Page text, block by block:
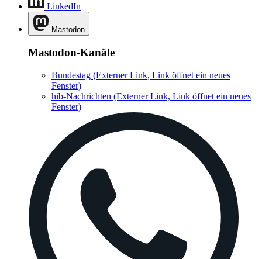
LinkedIn
Mastodon
Mastodon-Kanäle
Bundestag (Externer Link, Link öffnet ein neues
Fenster)
hib-Nachrichten (Externer Link, Link öffnet ein neues
Fenster)